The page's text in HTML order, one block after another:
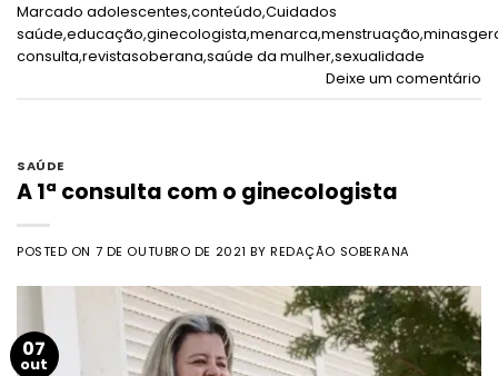
Marcado adolescentes,conteúdo,Cuidados
saúde,educação,ginecologista,menarca,menstruação,
consulta,revistasoberana,saúde da mulher,sexualidade
Deixe um comentário
SAÚDE
A 1ª consulta com o ginecologista
POSTED ON 7 DE OUTUBRO DE 2021 BYREDAÇÃO SOBERANA
07
out